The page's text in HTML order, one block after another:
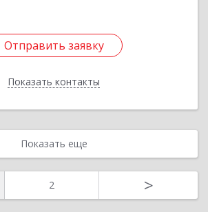
Отправить заявку
Показать контакты
Отправить заявку
Назад
Показать еще
2 >